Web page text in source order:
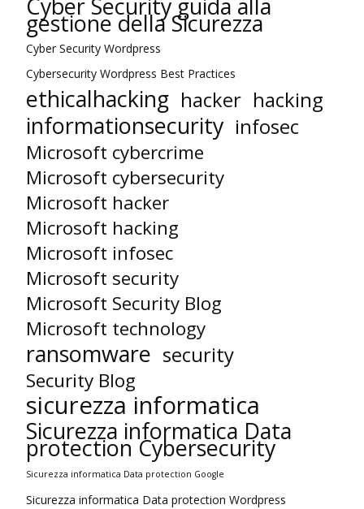
Cyber Security guida alla
gestione della Sicurezza
Cyber Security Wordpress
Cybersecurity Wordpress Best Practices
ethicalhacking hacker hacking
informationsecurity infosec
Microsoft cybercrime
Microsoft cybersecurity
Microsoft hacker
Microsoft hacking
Microsoft infosec
Microsoft security
Microsoft Security Blog
Microsoft technology
ransomware security
Security Blog
sicurezza informatica
Sicurezza informatica Data
protection Cybersecurity
Sicurezza informatica Data protection Google
Sicurezza informatica Data protection Wordpress